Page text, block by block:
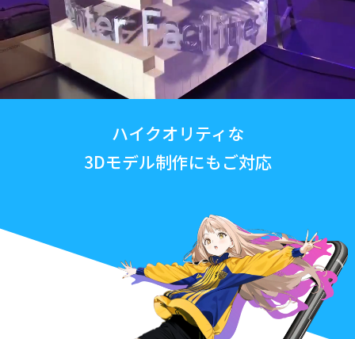
ハイクオリティな
3Dモデル制作にもご対応